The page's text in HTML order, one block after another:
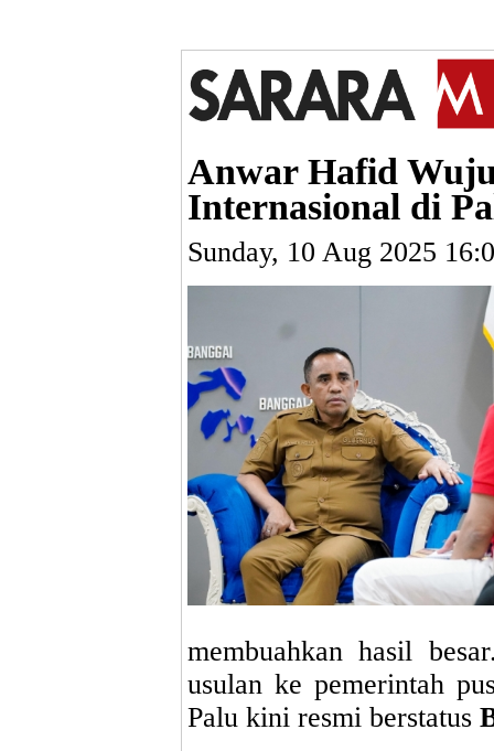
Anwar Hafid
Internasional di
Sunday, 10 Aug 2025
membuahkan hasil
usulan ke pemerintah
Palu kini resmi berstatus